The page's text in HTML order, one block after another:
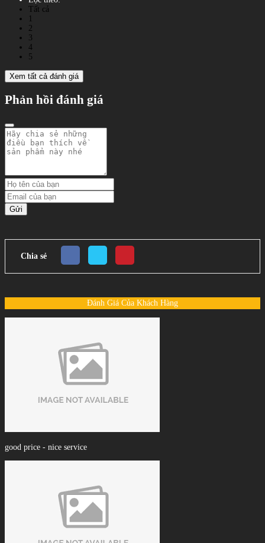
Tất cả
2
3
4
5
Xem tất cả đánh giá
Phản hồi đánh giá
Gửi
Chia sẻ
Đánh Giá Của Khách Hàng
good price - nice service